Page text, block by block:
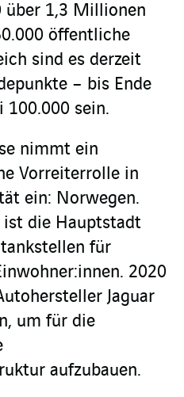
1,3 Millionen
öffentliche
sind es derzeit
– bis Ende
100.000 sein.
nimmt ein
Vorreiterrolle in
ein: Norwegen.
ist die Hauptstadt
für
2020
Jaguar
um für die
aufzubauen.